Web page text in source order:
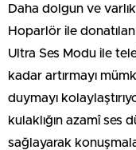
Daha dolgun ve
Hoparlör ile
Ultra Ses Modu ile
kadar artırmayı
duymayı
kulaklığın azamî ses
sağlayarak